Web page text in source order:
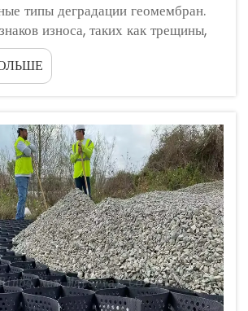
типы деградации геомембран.
износа, таких как трещины,
и неровные поверхности.
с материалами геомембран
обычно начинается с поиска